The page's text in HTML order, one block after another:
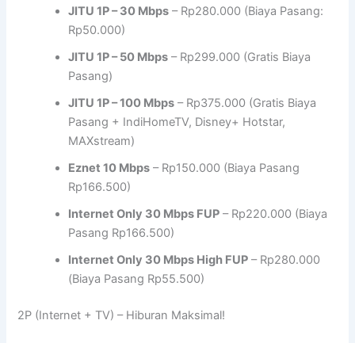
JITU 1P – 30 Mbps – Rp280.000 (Biaya Pasang:
Rp50.000)
JITU 1P – 50 Mbps – Rp299.000 (Gratis Biaya
Pasang)
JITU 1P – 100 Mbps – Rp375.000 (Gratis Biaya
Pasang + IndiHomeTV, Disney+ Hotstar,
MAXstream)
Eznet 10 Mbps – Rp150.000 (Biaya Pasang
Rp166.500)
Internet Only 30 Mbps FUP – Rp220.000 (Biaya
Pasang Rp166.500)
Internet Only 30 Mbps High FUP – Rp280.000
(Biaya Pasang Rp55.500)
2P (Internet + TV) – Hiburan Maksimal!